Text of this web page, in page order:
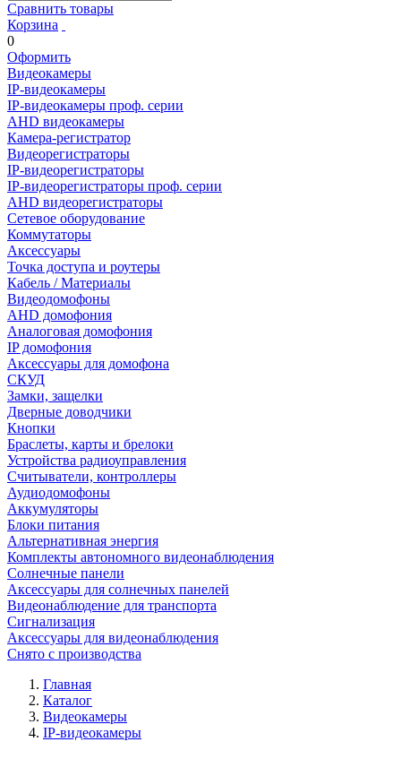
Сравнить товары
Корзина
0
Оформить
Видеокамеры
IP-видеокамеры
IP-видеокамеры проф. серии
AHD видеокамеры
Камера-регистратор
Видеорегистраторы
IP-видеорегистраторы
IP-видеорегистраторы проф. серии
AHD видеорегистраторы
Сетевое оборудование
Коммутаторы
Аксессуары
Точка доступа и роутеры
Кабель / Материалы
Видеодомофоны
AHD домофония
Аналоговая домофония
IP домофония
Аксессуары для домофона
СКУД
Замки, защелки
Дверные доводчики
Кнопки
Браслеты, карты и брелоки
Устройства радиоуправления
Считыватели, контроллеры
Аудиодомофоны
Аккумуляторы
Блоки питания
Альтернативная энергия
Комплекты автономного видеонаблюдения
Солнечные панели
Аксессуары для солнечных панелей
Видеонаблюдение для транспорта
Сигнализация
Аксессуары для видеонаблюдения
Снято с производства
Главная
Каталог
Видеокамеры
IP-видеокамеры